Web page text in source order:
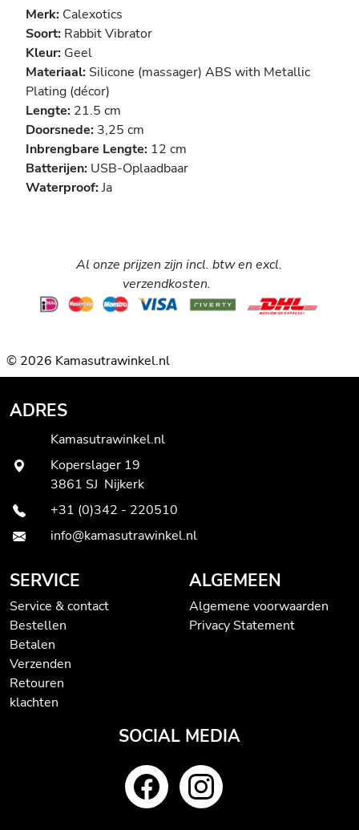
Merk: Calexotics
Soort: Rabbit Vibrator
Kleur: Geel
Materiaal: Silicone (massager) ABS with Metallic
Plating (décor)
Lengte: 21.5 cm
Doorsnede: 3,25 cm
Inbrengbare Lengte: 12 cm
Batterijen: USB-Oplaadbaar
Waterproof:Ja
Al onze prijzen zijn incl. btw en excl.
verzendkosten.
© 2026 Kamasutrawinkel.nl
ADRES
Kamasutrawinkel.nl
Koperslager 19
3861 SJ Nijkerk
+31 (0)342 - 220510
info@kamasutrawinkel.nl
SERVICE
Service & contact
Bestellen
Betalen
Verzenden
Retouren
klachten
ALGEMEEN
Algemene voorwaarden
Privacy Statement
SOCIAL MEDIA